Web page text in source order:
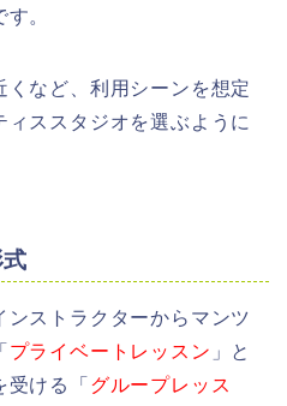
す。
など、利用シーンを想定
ィススタジオを選ぶように
ンストラクターからマンツ
プライベートレッスン 」と
ける「 グループレッス